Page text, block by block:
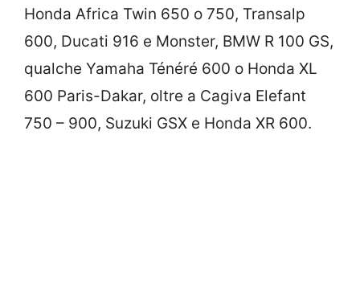
Honda Africa Twin 650 o 750, Transalp
600, Ducati 916 e Monster, BMW R 100 GS,
qualche Yamaha Ténéré 600 o Honda XL
600 Paris-Dakar, oltre a Cagiva Elefant
750 – 900, Suzuki GSX e Honda XR 600.